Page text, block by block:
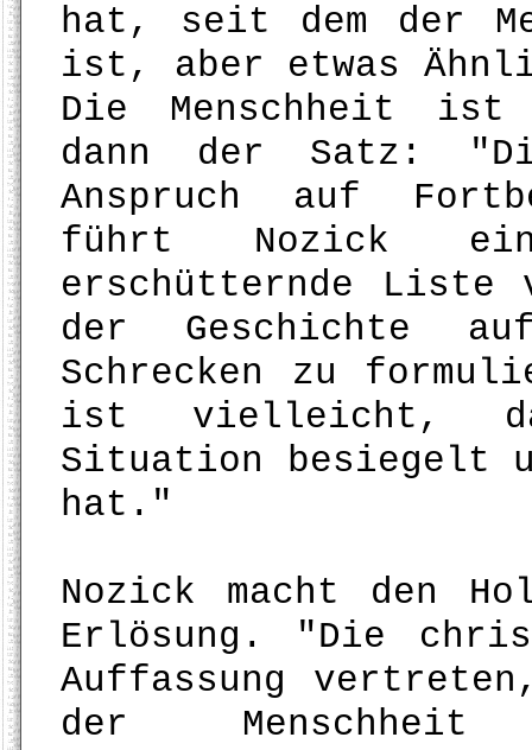
hat, seit dem der
ist, aber etwas
Die Menschheit
dann der Satz:
Anspruch auf
führt Nozick
erschütternde Liste
der Geschichte
Schrecken zu
ist vielleicht,
Situation besiegelt
hat."
Nozick macht den
Erlösung. "Die
Auffassung
der Menschheit